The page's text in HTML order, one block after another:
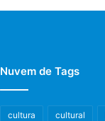
Nuvem de Tags
cultura cultural